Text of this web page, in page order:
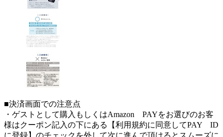
■決済画面での注意点
・ゲストとして購入もしくはAmazon PAYをお選びのお客
様はクーポン記入の下にある【利用規約に同意してPAY ID
に登録】のチェックを外して次に進んで頂けるとスムーズに